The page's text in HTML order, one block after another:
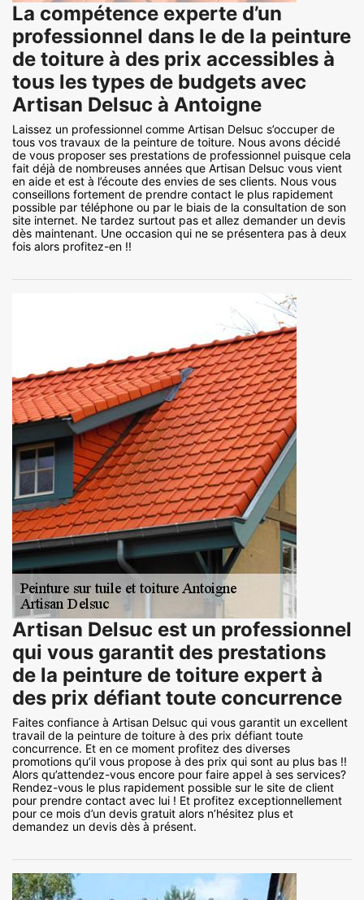
La compétence experte d’un
professionnel dans le de la peinture
de toiture à des prix accessibles à
tous les types de budgets avec
Artisan Delsuc à Antoigne
Laissez un professionnel comme Artisan Delsuc s’occuper de
tous vos travaux de la peinture de toiture. Nous avons décidé
de vous proposer ses prestations de professionnel puisque cela
fait déjà de nombreuses années que Artisan Delsuc vous vient
en aide et est à l’écoute des envies de ses clients. Nous vous
conseillons fortement de prendre contact le plus rapidement
possible par téléphone ou par le biais de la consultation de son
site internet. Ne tardez surtout pas et allez demander un devis
dès maintenant. Une occasion qui ne se présentera pas à deux
fois alors profitez-en !!
Artisan Delsuc est un professionnel
qui vous garantit des prestations
de la peinture de toiture expert à
des prix défiant toute concurrence
Faites confiance à Artisan Delsuc qui vous garantit un excellent
travail de la peinture de toiture à des prix défiant toute
concurrence. Et en ce moment profitez des diverses
promotions qu’il vous propose à des prix qui sont au plus bas !!
Alors qu’attendez-vous encore pour faire appel à ses services?
Rendez-vous le plus rapidement possible sur le site de client
pour prendre contact avec lui ! Et profitez exceptionnellement
pour ce mois d’un devis gratuit alors n’hésitez plus et
demandez un devis dès à présent.